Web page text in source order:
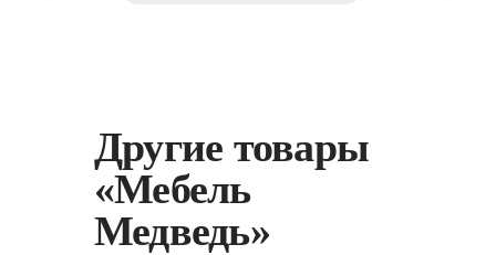
Другие товары
«Мебель
Медведь»